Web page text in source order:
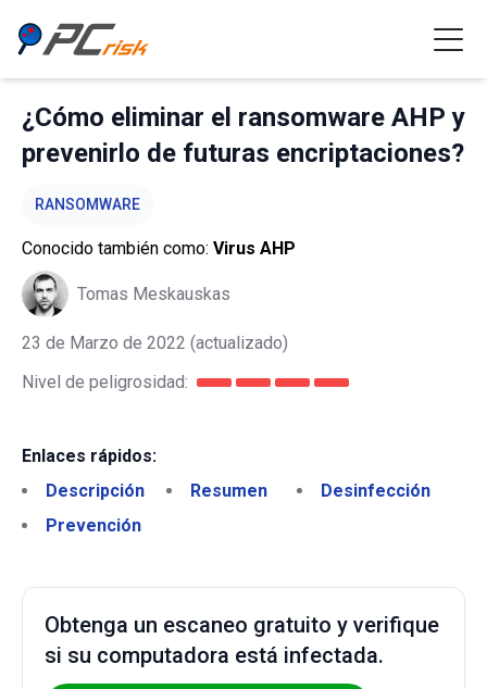
¿Cómo eliminar el ransomware AHP y
prevenirlo de futuras encriptaciones?
RANSOMWARE
Conocido también como: Virus AHP
Tomas Meskauskas
23 de Marzo de 2022 (actualizado)
Nivel de peligrosidad:
Enlaces rápidos:
Descripción
Resumen
Desinfección
Prevención
Obtenga un escaneo gratuito y verifique
si su computadora está infectada.